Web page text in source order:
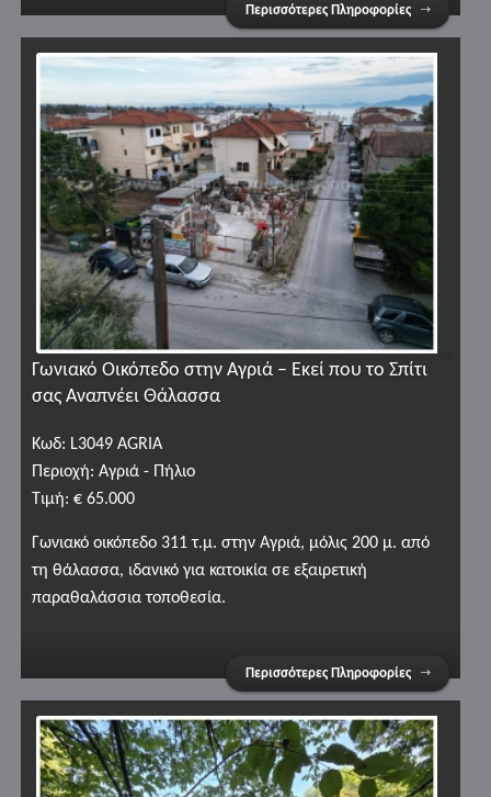
Περισσότερες Πληροφορίες
Γωνιακό Οικόπεδο στην Αγριά – Εκεί που το Σπίτι
σας Αναπνέει Θάλασσα
Κωδ: L3049 AGRIA
Περιοχή: Αγριά - Πήλιο
Τιμή: € 65.000
Γωνιακό οικόπεδο 311 τ.μ. στην Αγριά, μόλις 200 μ. από
τη θάλασσα, ιδανικό για κατοικία σε εξαιρετική
παραθαλάσσια τοποθεσία.
Περισσότερες Πληροφορίες